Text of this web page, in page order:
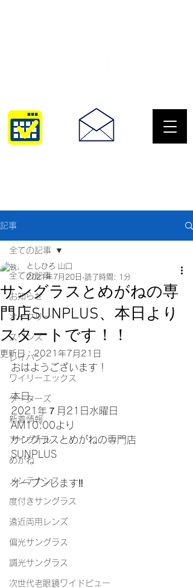
記事
全ての記事
お知らせ
オークリー
スワンズ
レイバン
ワイリーエックス
ゲーターズ
新着情報
アイヴォル
めがね
メンテナンス
度付きサングラス
遠近両用レンズ
偏光サングラス
調光サングラス
次世代老眼鏡ワイドビュー
全ての記事
サングラスとめがねの専
門店SUNPLUS、本日より
スタートです！！
としひろ 山口
2021年7月20日 読了時間: 1分
更新日：2021年7月21日
おはようございます！
本日、
2021年７月21日水曜日
AM10:00より
サングラスとめがねの専門店
SUNPLUS
オープンします‼️